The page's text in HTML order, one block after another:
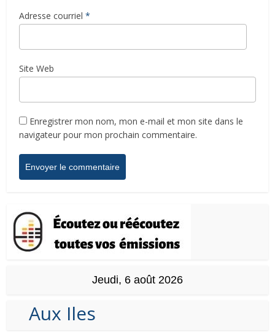
Adresse courriel *
Site Web
Enregistrer mon nom, mon e-mail et mon site dans le
navigateur pour mon prochain commentaire.
Jeudi, 6 août 2026
Aux Iles